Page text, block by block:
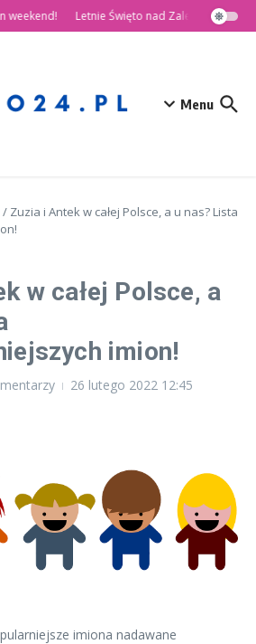
weekend! Letnie Święto nad Zalewem Słup
Menu
/ Zuzia i Antek w całej Polsce, a u nas? Lista
w całej Polsce, a
imion!
26 lutego 2022 12:45
imiona nadawane